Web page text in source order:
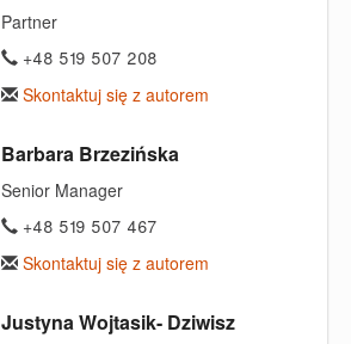
Partner
+48 519 507 208
Skontaktuj się z autorem
Barbara Brzezińska
Senior Manager
+48 519 507 467
Skontaktuj się z autorem
Justyna Wojtasik- Dziwisz